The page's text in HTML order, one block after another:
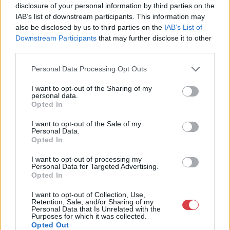
disclosure of your personal information by third parties on the
IAB’s list of downstream participants. This information may
also be disclosed by us to third parties on the IAB’s List of
Downstream Participants that may further disclose it to other
Personal Data Processing Opt Outs
I want to opt-out of the Sharing of my
personal data.
Opted In
I want to opt-out of the Sale of my
Personal Data.
Opted In
I want to opt-out of processing my
Personal Data for Targeted Advertising.
Opted In
I want to opt-out of Collection, Use,
Retention, Sale, and/or Sharing of my
Personal Data that Is Unrelated with the
Purposes for which it was collected.
Opted Out
16689. tétel:
Afrikai vőlegény, 1944.
Moziplakát (filmplakát,
Kálmán, Vaszary Piri,
Hidvéghy Valéria és
mások szereplésével.
Rendezte: Balogh
István. Litográfia, papír.
Bódis jelzéssel a
Márkus Nyomda, Bp.
Erdélyi – Kárpát Film.
Kováts Béla
Moziplakát (filmplakát,
rácsplakát). Latabár Kálmán,
Valéria és mások
szereplésével. Rendezte:
Balogh István. Litográfia,
papír. Bódis jelzéssel a
Kikiáltási ár: 50 000Ft
Aukció:44. Nagyaukció
Aukció időpontja:
2025/05/10 18:00
EGYÉB MŰTÁRGY
16694. tétel:
cca 1930 Börtsök László
munkás, egészséges
Intézet irredenta
plakát, Klösz
leszámítva jó
állapotban, 94×62,5 cm
/ Hungarian irredenta
-?): "Egészséges
munka,egészséges munkás,
Országos
Társadalombiztosító Intézet
irredenta plakát, Klösz
Kikiáltási ár:
Aukció:44. Nagyaukció
Aukció időpontja: